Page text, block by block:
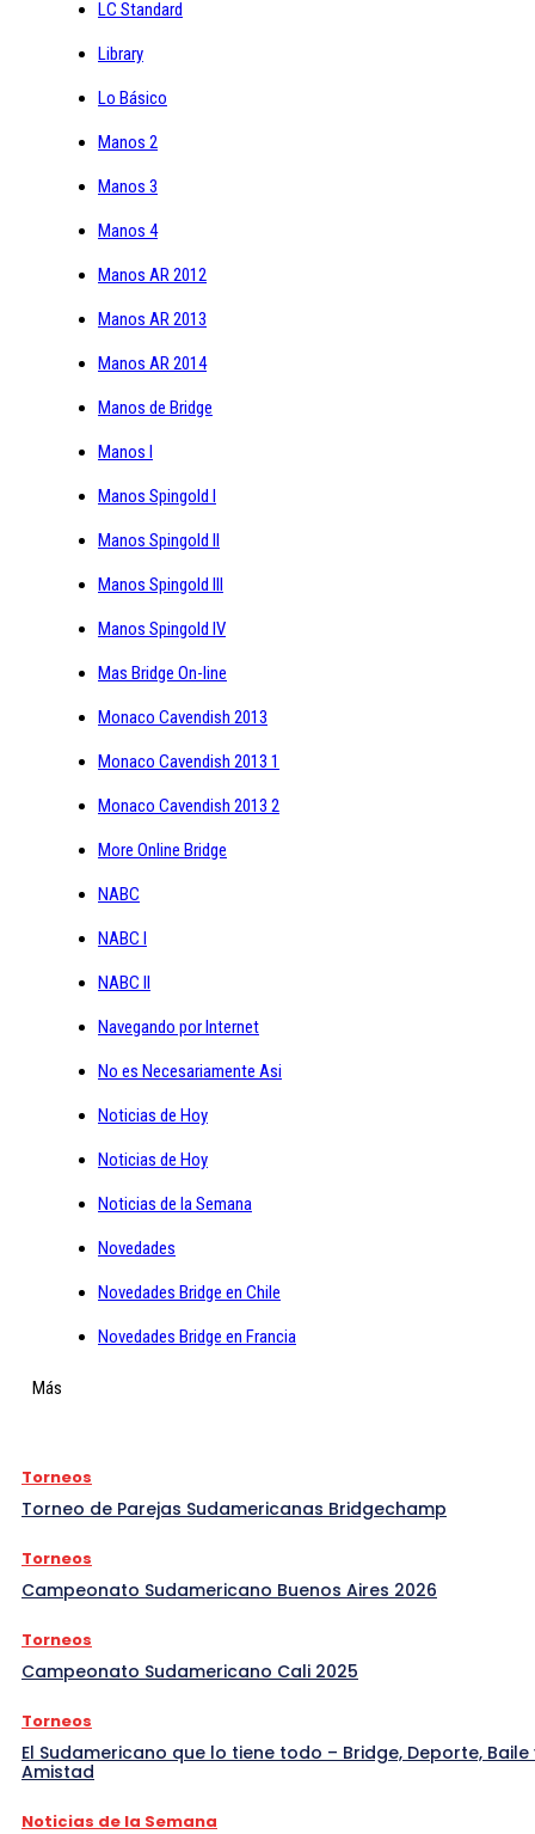
LC Standard
Library
Lo Básico
Manos 2
Manos 3
Manos 4
Manos AR 2012
Manos AR 2013
Manos AR 2014
Manos de Bridge
Manos I
Manos Spingold I
Manos Spingold II
Manos Spingold III
Manos Spingold IV
Mas Bridge On-line
Monaco Cavendish 2013
Monaco Cavendish 2013 1
Monaco Cavendish 2013 2
More Online Bridge
NABC
NABC I
NABC II
Navegando por Internet
No es Necesariamente Asi
Noticias de Hoy
Noticias de Hoy
Noticias de la Semana
Novedades
Novedades Bridge en Chile
Novedades Bridge en Francia
Más
Torneos
Torneo de Parejas Sudamericanas Bridgechamp
Torneos
Campeonato Sudamericano Buenos Aires 2026
Torneos
Campeonato Sudamericano Cali 2025
Torneos
El Sudamericano que lo tiene todo – Bridge, Deporte, Baile
Amistad
Noticias de la Semana